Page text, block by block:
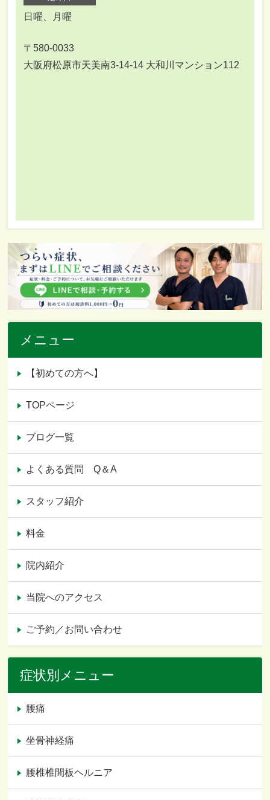
日曜、月曜
〒580-0033
大阪府松原市天美南3-14-14 大和川マンション112
メニュー
【初めての方へ】
TOPページ
ブログ一覧
よくある質問 Q＆A
スタッフ紹介
料金
院内紹介
当院へのアクセス
ご予約／お問い合わせ
症状別メニュー
腰痛
坐骨神経痛
腰椎椎間板ヘルニア